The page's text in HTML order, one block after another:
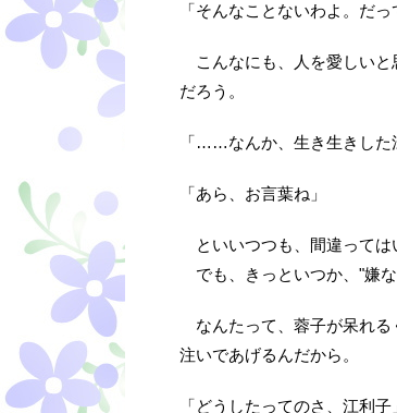
「そんなことないわよ。だ
こんなにも、人を愛しいと
だろう。
「……なんか、生き生きした
「あら、お言葉ね」
といいつつも、間違っては
でも、きっといつか、"嫌な
なんたって、蓉子が呆れる
注いであげるんだから。
「どうしたってのさ、江利子